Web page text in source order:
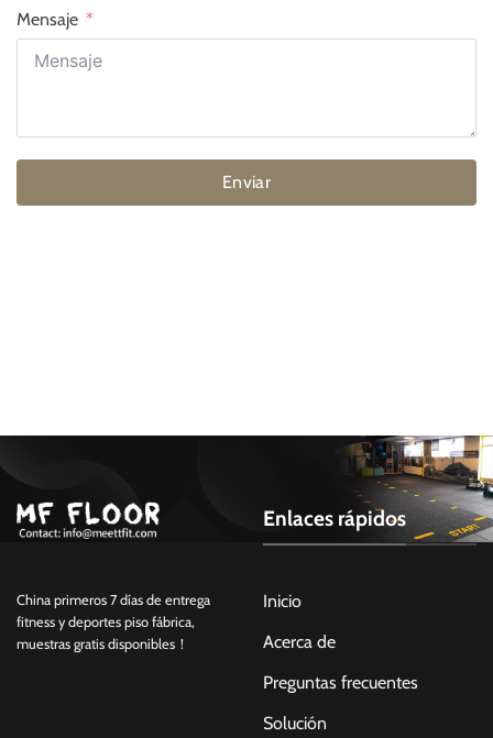
Mensaje
Enviar
China primeros 7 días de entrega
fitness y deportes piso fábrica,
muestras gratis disponibles！
Enlaces rápidos
Inicio
Acerca de
Preguntas frecuentes
Solución